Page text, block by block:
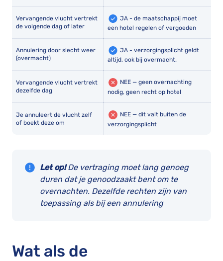
Vervangende vlucht vertrekt
de volgende dag of later
JA - de maatschappij moet
een hotel regelen of vergoeden
Annulering door slecht weer
(overmacht)
JA - verzorgingsplicht geldt
altijd, ook bij overmacht.
Vervangende vlucht vertrekt
dezelfde dag
NEE — geen overnachting
nodig, geen recht op hotel
Je annuleert de vlucht zelf
of boekt deze om
NEE — dit valt buiten de
verzorgingsplicht
Let op!De vertraging moet lang genoeg
duren dat je genoodzaakt bent om te
overnachten. Dezelfde rechten zijn van
toepassing als bij een annulering
Wat als de